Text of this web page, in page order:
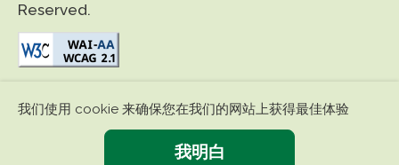
Reserved.
我们使用 cookie 来确保您在我们的网站上获得最佳体验
我明白